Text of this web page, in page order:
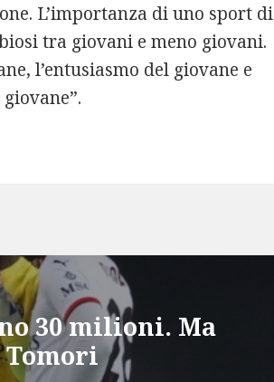
L’importanza di uno sport di
tra giovani e meno giovani.
l’entusiasmo del giovane e
30 milioni. Ma
Tomori